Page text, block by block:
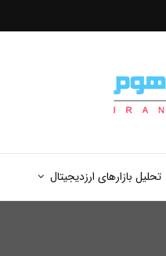
تحلیل بازارهای ارزدیجیتال